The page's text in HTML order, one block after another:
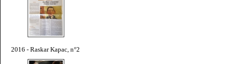
2016 - Raskar Kapac, n°2